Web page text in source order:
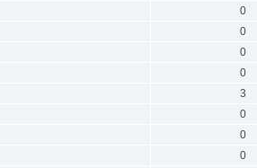
0
0
0
0
3
0
0
0